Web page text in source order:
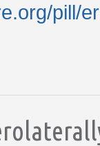
pill/